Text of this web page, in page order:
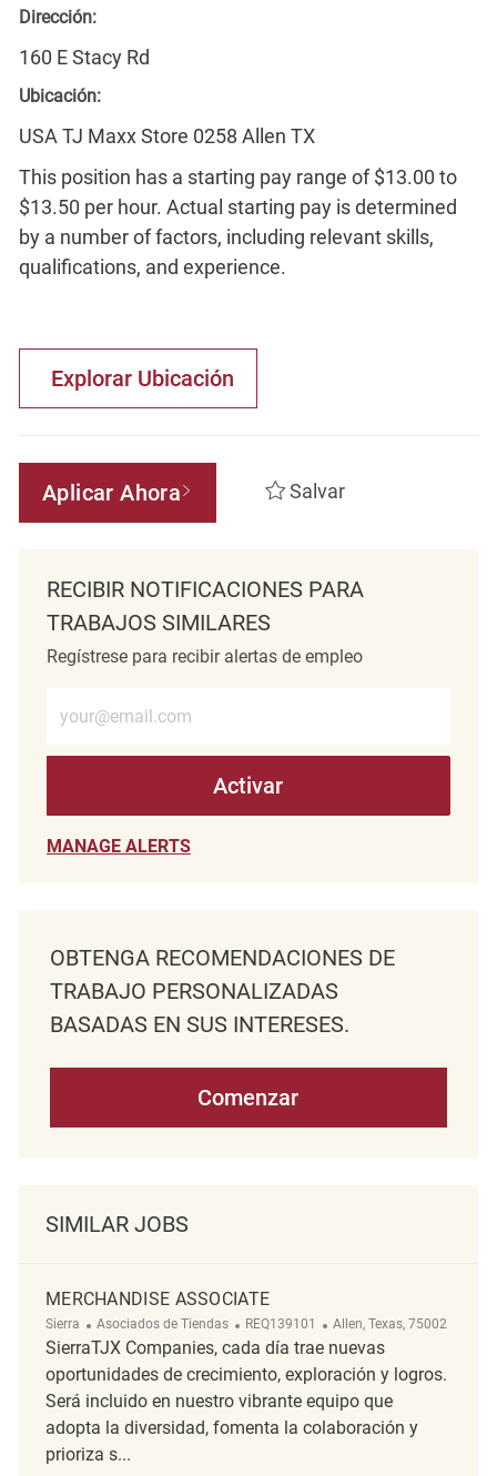
Dirección:
160 E Stacy Rd
Ubicación:
USA TJ Maxx Store 0258 Allen TX
This position has a starting pay range of $13.00 to
$13.50 per hour. Actual starting pay is determined
by a number of factors, including relevant skills,
qualifications, and experience.
Explorar Ubicación
Aplicar Ahora Salvar
RECIBIR NOTIFICACIONES PARA
TRABAJOS SIMILARES
Regístrese para recibir alertas de empleo
Activar
MANAGE ALERTS
OBTENGA RECOMENDACIONES DE
TRABAJO PERSONALIZADAS
BASADAS EN SUS INTERESES.
Comenzar
SIMILAR JOBS
MERCHANDISE ASSOCIATE
Sierra Categoría
Asociados de Tiendas ReqId
REQ139101 Ubicación
Allen, Texas, 75002
SierraTJX Companies, cada día trae nuevas
oportunidades de crecimiento, exploración y logros.
Será incluido en nuestro vibrante equipo que
adopta la diversidad, fomenta la colaboración y
prioriza s...